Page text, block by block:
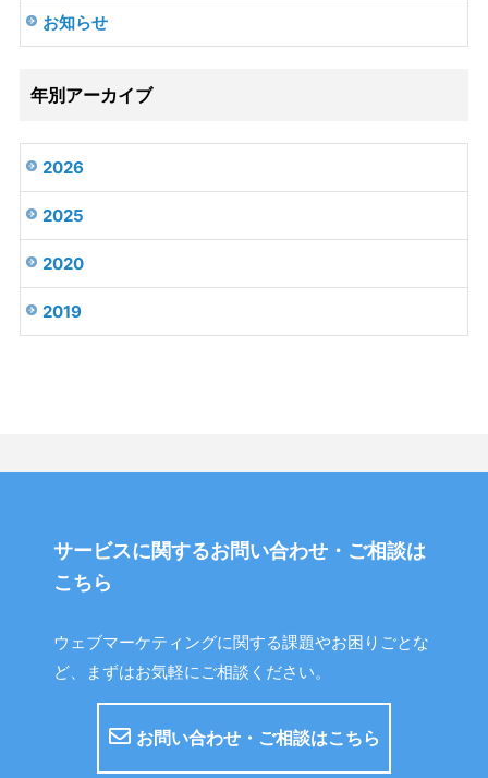
お知らせ
年別アーカイブ
2026
2025
2020
2019
サービスに関するお問い合わせ・ご相談は
こちら
ウェブマーケティングに関する課題やお困りごとな
ど、まずはお気軽にご相談ください。
お問い合わせ・ご相談はこちら